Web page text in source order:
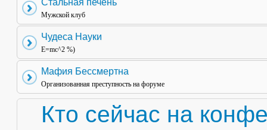
Стальная печень
Мужской клуб
Чудеса Науки
E=mc^2 %)
Мафия Бессмертна
Организованная преступность на форуме
Кто сейчас на